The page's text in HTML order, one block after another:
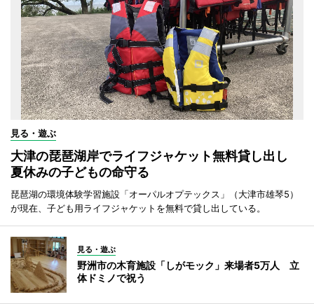
見る・遊ぶ
大津の琵琶湖岸でライフジャケット無料貸し出し
夏休みの子どもの命守る
琵琶湖の環境体験学習施設「オーパルオプテックス」（大津市雄琴5）
が現在、子ども用ライフジャケットを無料で貸し出している。
見る・遊ぶ
野洲市の木育施設「しがモック」来場者5万人 立
体ドミノで祝う